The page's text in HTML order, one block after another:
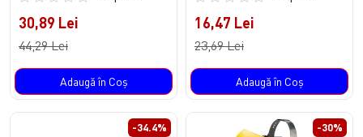
30,89 Lei
44,29 Lei
Adaugă în Coş
16,47 Lei
23,69 Lei
Adaugă în Coş
-34.4% -30%